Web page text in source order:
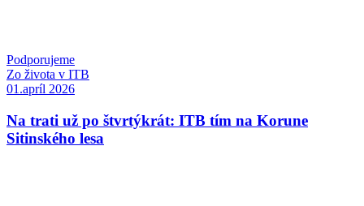
Podporujeme
Zo života v ITB
01.apríl 2026
Na trati už po štvrtýkrát: ITB tím na Korune
Sitinského lesa